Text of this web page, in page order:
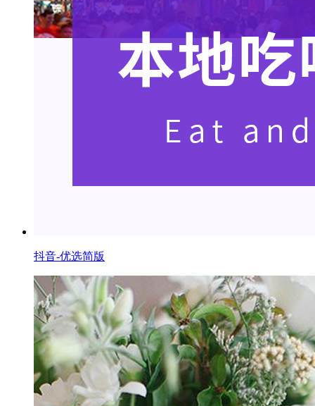
抖音-优选简版